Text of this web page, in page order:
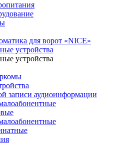
для ворот «NICE»
устройства
устройства
записи аудиоинформации